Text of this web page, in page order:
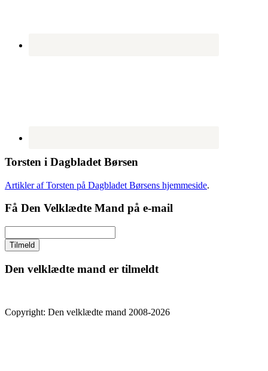
Torsten i Dagbladet Børsen
Artikler af Torsten på Dagbladet Børsens hjemmeside.
Få Den Velklædte Mand på e-mail
Den velklædte mand er tilmeldt
Copyright: Den velklædte mand 2008-2026